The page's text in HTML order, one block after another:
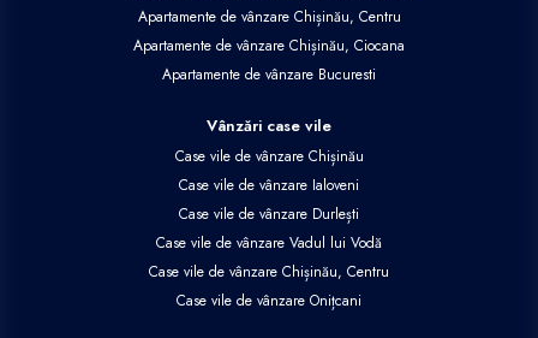
Apartamente de vânzare Chișinău, Centru
Apartamente de vânzare Chișinău, Ciocana
Apartamente de vânzare Bucuresti
Vânzări case vile
Case vile de vânzare Chișinău
Case vile de vânzare Ialoveni
Case vile de vânzare Durlești
Case vile de vânzare Vadul lui Vodă
Case vile de vânzare Chișinău, Centru
Case vile de vânzare Onițcani